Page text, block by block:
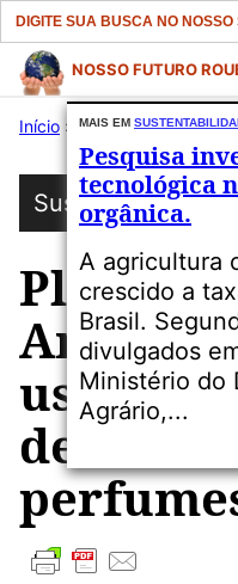
Search
for:
Pular
para
conteúdo
NOSSO FUTURO
Início » Publicações»
Sustentabilidade
Plantas
usadas
de
MAIS EM
Pesquisa
tecnológica
orgânica.
A agricultura
crescido a
Brasil.
divulgados
Ministério do
Agrário,...